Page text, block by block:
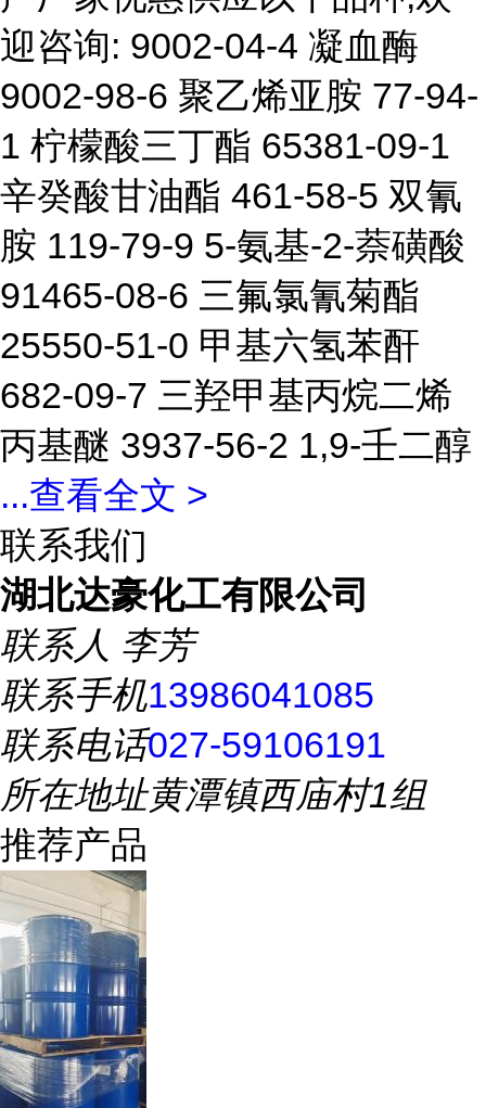
迎咨询: 9002-04-4 凝血酶
9002-98-6 聚乙烯亚胺 77-94-
1 柠檬酸三丁酯 65381-09-1
辛癸酸甘油酯 461-58-5 双氰
胺 119-79-9 5-氨基-2-萘磺酸
91465-08-6 三氟氯氰菊酯
25550-51-0 甲基六氢苯酐
682-09-7 三羟甲基丙烷二烯
丙基醚 3937-56-2 1,9-壬二醇
...查看全文 >
联系我们
湖北达豪化工有限公司
联系人 李芳
联系手机13986041085
联系电话027-59106191
所在地址黄潭镇西庙村1组
推荐产品